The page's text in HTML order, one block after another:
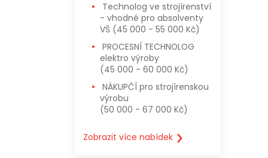
- vhodné pro absolventy
VŠ (45 000 - 55 000 Kč)
elektro výroby
(45 000 - 60 000 Kč)
výrobu
(50 000 - 67 000 Kč)
Zobrazit více nabídek